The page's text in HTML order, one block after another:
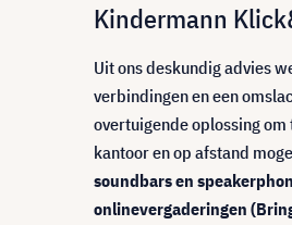
Kindermann
Uit ons deskundig advies
verbindingen en een
overtuigende oplossing
kantoor en op afstand
soundbars en
onlinevergaderingen